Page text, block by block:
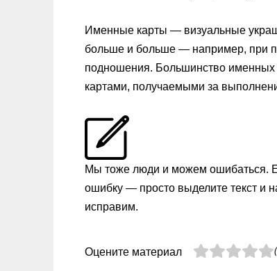
Именные карты — визуальные
больше и больше — например, при
подношения. Большинство
картами, получаемыми за
Мы тоже люди и можем ошибаться.
ошибку — просто выделите текст и
исправим.
Оцените материал